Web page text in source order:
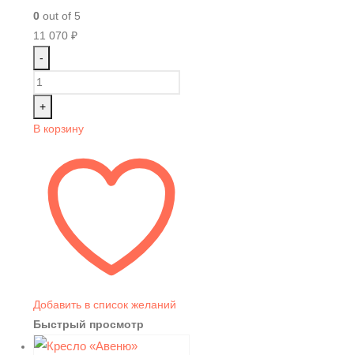
0 out of 5
11 070 ₽
-
+
В корзину
Добавить в список желаний
Быстрый просмотр